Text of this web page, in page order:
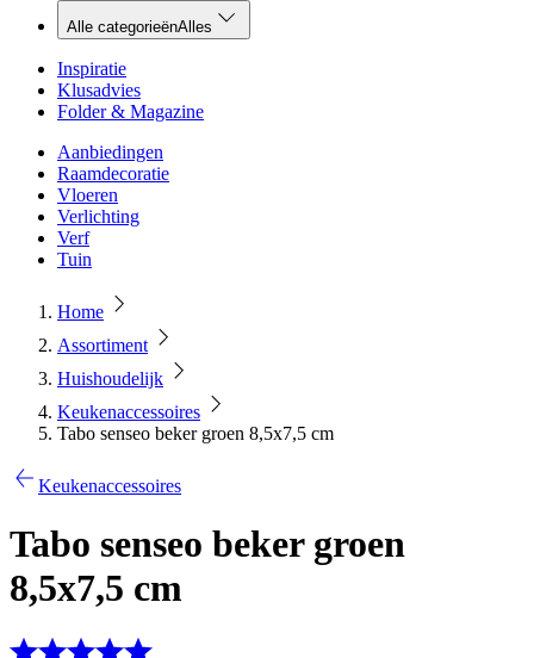
Alle categorieënAlles
Inspiratie
Klusadvies
Folder & Magazine
Aanbiedingen
Raamdecoratie
Vloeren
Verlichting
Verf
Tuin
Home
Assortiment
Huishoudelijk
Keukenaccessoires
Tabo senseo beker groen 8,5x7,5 cm
Keukenaccessoires
Tabo senseo beker groen
8,5x7,5 cm